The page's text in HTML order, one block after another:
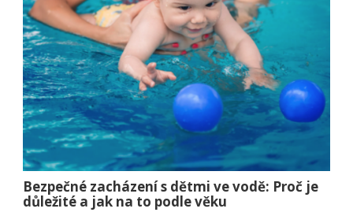
Bezpečné zacházení s dětmi ve vodě: Proč je
důležité a jak na to podle věku